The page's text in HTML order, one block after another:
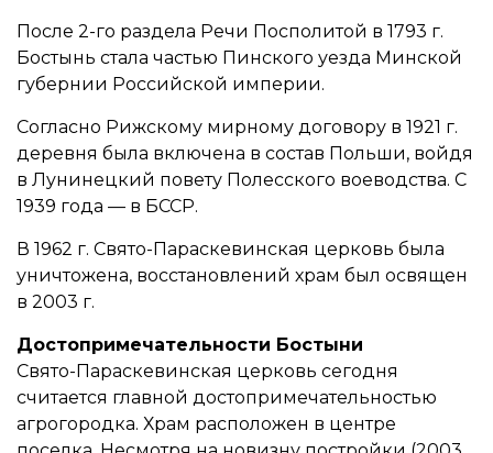
После 2-го раздела Речи Посполитой в 1793 г.
Бостынь стала частью Пинского уезда Минской
губернии Российской империи.
Согласно Рижскому мирному договору в 1921 г.
деревня была включена в состав Польши, войдя
в Лунинецкий повету Полесского воеводства. С
1939 года — в БССР.
В 1962 г. Свято-Параскевинская церковь была
уничтожена, восстановлений храм был освящен
в 2003 г.
Достопримечательности Бостыни
Свято-Параскевинская церковь сегодня
считается главной достопримечательностью
агрогородка. Храм расположен в центре